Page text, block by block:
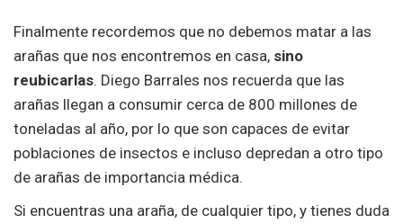
Finalmente recordemos que no debemos matar a las
arañas que nos encontremos en casa, sino
reubicarlas. Diego Barrales nos recuerda que las
arañas llegan a consumir cerca de 800 millones de
toneladas al año, por lo que son capaces de evitar
poblaciones de insectos e incluso depredan a otro tipo
de arañas de importancia médica.
Si encuentras una araña, de cualquier tipo, y tienes duda